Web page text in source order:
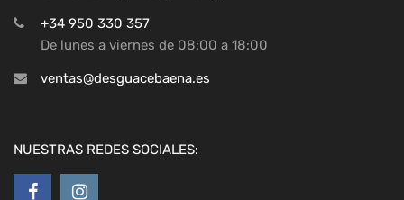
+34 950 330 357
De lunes a viernes de 08:00 a 18:00
ventas@desguacebaena.es
NUESTRAS REDES SOCIALES: